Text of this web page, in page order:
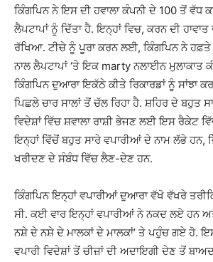
ਕਿੰਗਪਿਨ ਨੇ ਇਸ ਦੀ ਹਵਾਲਾ ਕੰਪਨੀ ਦੇ 100 ਤੋਂ ਵੱਧ
ਲੈਪਟਾਪਾਂ ਨੂੰ ਦਿੱਤਾ ਹੈ. ਇਨ੍ਹਾਂ ਵਿਚ, ਕਰਨ ਦੀ ਹਾਵਾਤ
ਰੱਖਿਆ. ਟੀਚੇ ਨੂੰ ਪੂਰਾ ਕਰਨ ਲਈ, ਕਿੰਗਪਿਨ ਨੇ ਹਫ਼ਤੇ
ਨਾਲ ਲੈਪਟਾਪਾਂ ‘ਤੇ ਇਕ marty ਨਲਾਈਨ ਮੁਲਾਕਾਤ
ਕਿੰਗਪਿਨ ਦੁਆਰਾ ਇਕੱਠੇ ਕੀਤੇ ਰਿਕਾਰਡਾਂ ਨੂੰ ਸਾਂਝਾ
ਪਿਛਲੇ ਚਾਰ ਸਾਲਾਂ ਤੋਂ ਚੱਲ ਰਿਹਾ ਹੈ. ਸ਼ਹਿਰ ਦੇ ਬਹੁਤ
ਵਿਦੇਸ਼ਾਂ ਵਿੱਚ ਸ਼ਵਾਲਾ ਰਾਸ਼ੀ ਭੇਜਣ ਲਈ ਇਸ ਰੈਕੇਟ
ਇਨ੍ਹਾਂ ਵਿੱਚੋਂ ਬਹੁਤ ਸਾਰੇ ਵਪਾਰੀਆਂ ਦੇ ਨਾਮ ਲੱਭੇ ਹਨ,
ਖਰੀਦਣ ਦੇ ਸੰਬੰਧ ਵਿੱਚ ਲੈਣ-ਦੇਣ ਹਨ.
ਕਿੰਗਪਿਨ ਇਨ੍ਹਾਂ ਵਪਾਰੀਆਂ ਦੁਆਰਾ ਵੱਖੋ ਵੱਖਰੇ
ਸੀ. ਕਈ ਵਾਰ ਇਨ੍ਹਾਂ ਵਪਾਰੀਆਂ ਨੇ ਨਕਦ ਲਏ ਹਨ
ਨਸ਼ੇ ਦੇ ਨਸ਼ੇ ਦੇ ਮਾਲਕਾਂ ਦੇ ਮਾਲਕਾਂ’ ਤੇ ਪਹੁੰਚ ਗਏ ਹੋ.
ਵਪਾਰੀ ਵਿਦੇਸ਼ਾਂ ਤੋਂ ਚੀਜ਼ਾਂ ਦੀ ਅਦਾਇਗੀ ਦੇਣ ਤੋਂ